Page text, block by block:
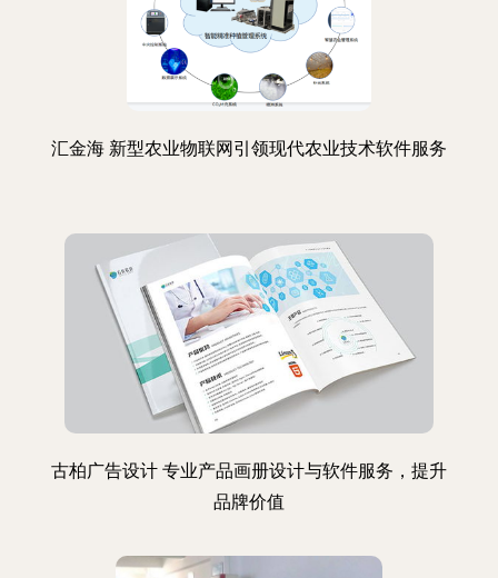
汇金海 新型农业物联网引领现代农业技术软件服务
古柏广告设计 专业产品画册设计与软件服务，提升
品牌价值